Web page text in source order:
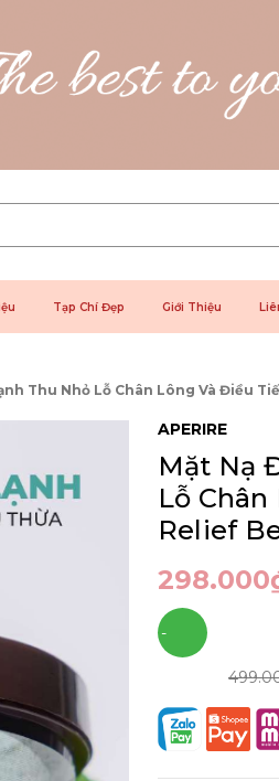
Tạp Chí Đẹp Giới Thiệu
Thu Nhỏ Lỗ Chân Lông Và Điều
APERIRE
Mặt Nạ
Lỗ
Relief
-